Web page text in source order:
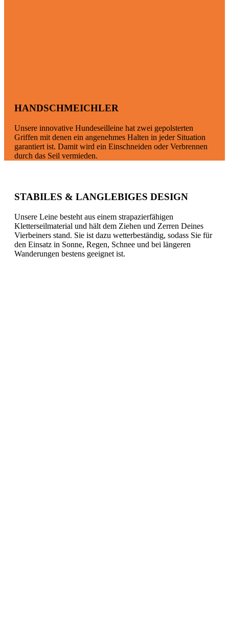
HANDSCHMEICHLER
Unsere innovative Hundeseilleine hat zwei gepolsterten
Griffen mit denen ein angenehmes Halten in jeder Situation
garantiert ist. Damit wird ein Einschneiden oder Verbrennen
durch das Seil vermieden.
STABILES & LANGLEBIGES DESIGN
Unsere Leine besteht aus einem strapazierfähigen
Kletterseilmaterial und hält dem Ziehen und Zerren Deines
Vierbeiners stand. Sie ist dazu wetterbeständig, sodass Sie für
den Einsatz in Sonne, Regen, Schnee und bei längeren
Wanderungen bestens geeignet ist.